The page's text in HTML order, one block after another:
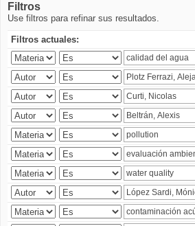
Filtros
Use filtros para refinar sus resultados.
Filtros actuales: